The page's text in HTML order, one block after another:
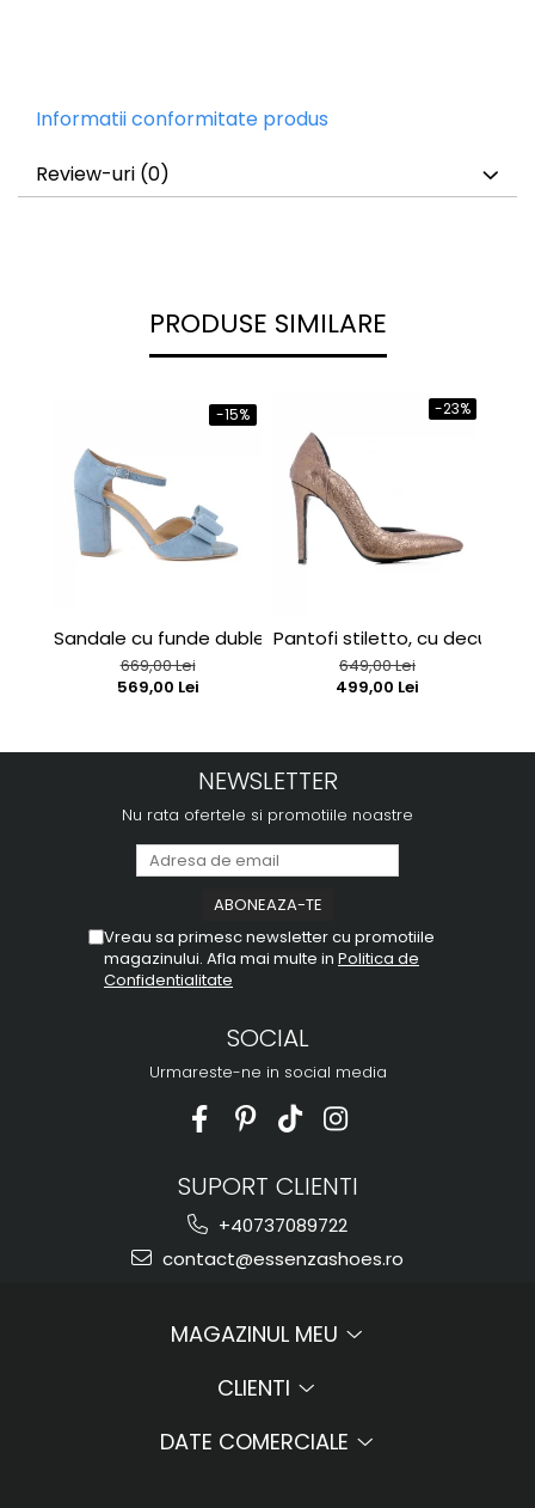
Informatii conformitate produs
Review-uri (0)
PRODUSE SIMILARE
-15%
Sandale cu funde duble, din piele intoarsa albastru
669,00 Lei
569,00 Lei
-23%
Pantofi stiletto, cu decupaj
649,00 Lei
499,00 Lei
NEWSLETTER
Nu rata ofertele si promotiile noastre
Vreau sa primesc newsletter cu promotiile
magazinului. Afla mai multe in Politica de
Confidentialitate
SOCIAL
Urmareste-ne in social media
SUPORT CLIENTI
+40737089722
contact@essenzashoes.ro
MAGAZINUL MEU
CLIENTI
DATE COMERCIALE